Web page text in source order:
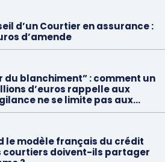
d’un Courtier en assurance :
d’amende
du blanchiment” : comment un
d’euros rappelle aux
ne se limite pas aux...
le modèle français du crédit
courtiers doivent-ils partager